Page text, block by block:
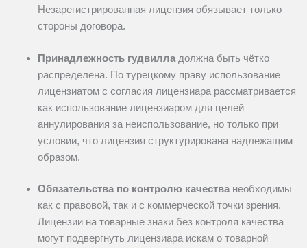
Незарегистрированная лицензия обязывает только
стороны договора.
Принадлежность гудвилла должна быть чётко
распределена. По турецкому праву использование
лицензиатом с согласия лицензиара рассматривается
как использование лицензиаром для целей
аннулирования за неиспользование, но только при
условии, что лицензия структурирована надлежащим
образом.
Обязательства по контролю качества необходимы
как с правовой, так и с коммерческой точки зрения.
Лицензии на товарные знаки без контроля качества
могут подвергнуть лицензиара искам о товарной